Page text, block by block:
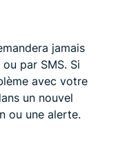
jamais
par SMS. Si
avec votre
un nouvel
ou une alerte.